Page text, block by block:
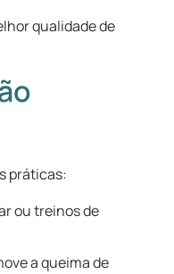
qualidade de
práticas:
ou treinos de
a queima de